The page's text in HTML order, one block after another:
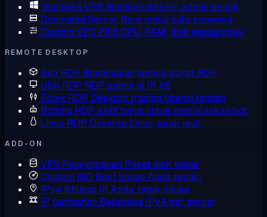
Windows VPS Windows Server, admin penuh
Dedicated Server Bare metal satu penyewa
Custom VPS Pilih CPU, RAM, disk sesuai spek
REMOTE DESKTOP
Beli RDP Bandingkan semua paket RDP
USA RDP RDP admin di IP AS
Forex RDP Desktop trading latensi rendah
Botting RDP Aktif terus untuk menjalankan bot
Linux RDP Desktop Linux, jarak jauh
ADD-ON
VPS Penyimpanan Paket disk besar
Custom ISO Boot image Anda sendiri
IPv4 Khusus IP Anda, tidak dibagi
IP tambahan Beberapa IPv4 per server